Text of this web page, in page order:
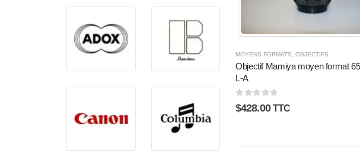
MOYENS FORMATS OBJECTIFS
Objectif Mamiya moyen format
L-A
0 sur 5
$428.00 TTC